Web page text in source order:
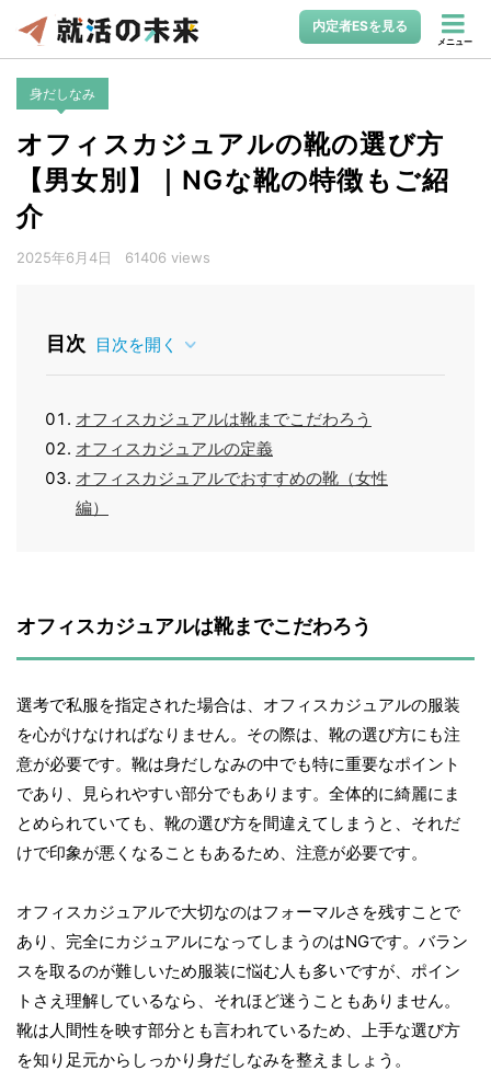
内定者ESを見る
メニュー
身だしなみ
オフィスカジュアルの靴の選び方
【男女別】｜NGな靴の特徴もご紹
介
2025年6月4日 61406 views
目次 目次を開く
オフィスカジュアルは靴までこだわろう
オフィスカジュアルの定義
オフィスカジュアルでおすすめの靴（女性
編）
オフィスカジュアルは靴までこだわろう
選考で私服を指定された場合は、オフィスカジュアルの服装
を心がけなければなりません。その際は、靴の選び方にも注
意が必要です。靴は身だしなみの中でも特に重要なポイント
であり、見られやすい部分でもあります。全体的に綺麗にま
とめられていても、靴の選び方を間違えてしまうと、それだ
けで印象が悪くなることもあるため、注意が必要です。
オフィスカジュアルで大切なのはフォーマルさを残すことで
あり、完全にカジュアルになってしまうのはNGです。バラン
スを取るのが難しいため服装に悩む人も多いですが、ポイン
トさえ理解しているなら、それほど迷うこともありません。
靴は人間性を映す部分とも言われているため、上手な選び方
を知り足元からしっかり身だしなみを整えましょう。